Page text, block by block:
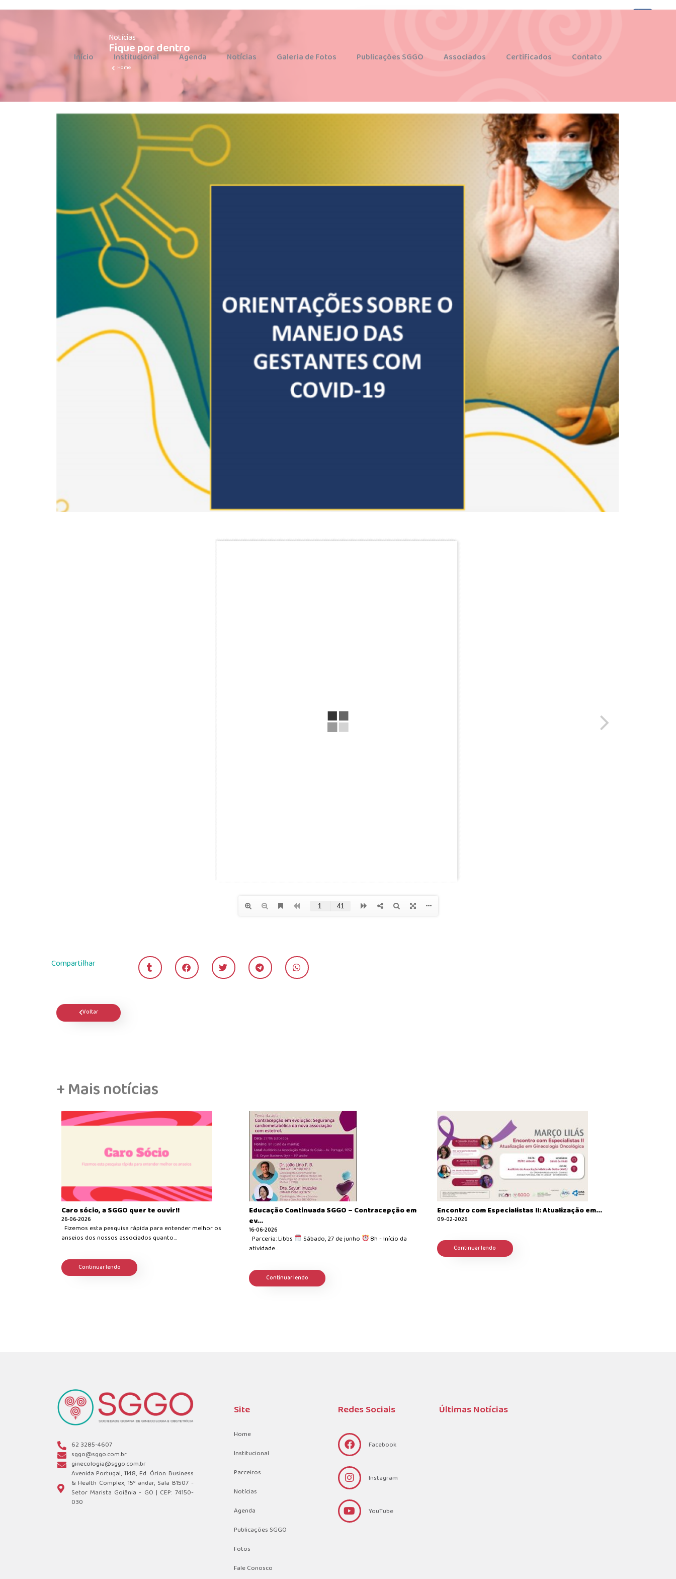
ginecologia@sggo.com.br
Início Institucional Agenda Notícias Galeria de Fotos Publicações SGGO Associados Certificados Contato
Notícias
Fique por dentro
Home
Compartilhar
Voltar
+ Mais notícias
Caro sócio, a SGGO quer te ouvir!!
26-06-2026
Fizemos esta pesquisa rápida para entender melhor os
anseios dos nossos associados quanto...
Continuar lendo
Educação Continuada SGGO – Contracepção em
ev...
16-06-2026
Parceria: Libbs Sábado, 27 de junho
8h - Início da
atividade...
Continuar lendo
Encontro com Especialistas II: Atualização em...
09-02-2026
Continuar lendo
62 3285-4607
sggo@sggo.com.br
ginecologia@sggo.com.br
Avenida Portugal, 1148, Ed. Órion Business
& Health Complex, 15º andar, Sala B1507 -
Setor Marista Goiânia - GO | CEP: 74150-
030
Site
Home
Institucional
Parceiros
Notícias
Agenda
Publicações SGGO
Fotos
Fale Conosco
Redes Sociais
Facebook
Instagram
YouTube
Últimas Notícias